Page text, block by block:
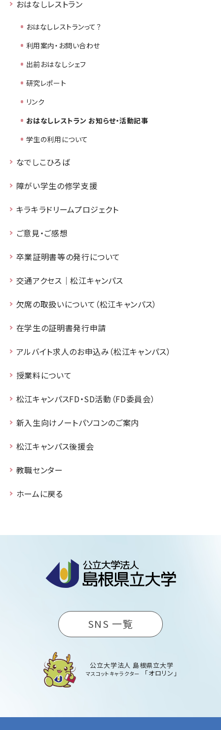
おはなしレストラン
おはなしレストランって？
利用案内・お問い合わせ
出前おはなしシェフ
研究レポート
リンク
おはなしレストラン お知らせ・活動記事
学生の利用について
なでしこひろば
障がい学生の修学支援
キラキラドリームプロジェクト
ご意見・ご感想
卒業証明書等の発行について
交通アクセス｜松江キャンパス
欠席の取扱いについて（松江キャンパス）
在学生の証明書発行申請
アルバイト求人のお申込み（松江キャンパス）
授業料について
松江キャンパスFD・SD活動（FD委員会）
新入生向けノートパソコンのご案内
松江キャンパス後援会
教職センター
ホームに戻る
SNS 一覧
公立大学法人 島根県立大学
マスコットキャラクター 「オロリン」